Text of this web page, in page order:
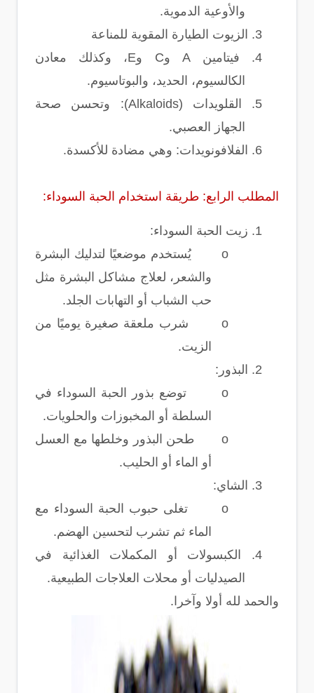
والأوعية الدموية.
3.
الزيوت الطيارة المقوية للمناعة
4.
فيتامين A وC وE، وكذلك معادن
الكالسيوم، الحديد، والبوتاسيوم.
5.
القلويدات (Alkaloids): وتحسن صحة
الجهاز العصبي.
6.
الفلافونويدات: وهي مضادة للأكسدة.
المطلب الرابع: طريقة استخدام الحبة السوداء:
1. زيت الحبة السوداء:
o
يُستخدم موضعيًا لتدليك البشرة
والشعر، لعلاج مشاكل البشرة مثل
حب الشباب أو التهابات الجلد.
o
شرب ملعقة صغيرة يوميًا من
الزيت.
2.
البذور:
o
توضع بذور الحبة السوداء في
السلطة أو المخبوزات والحلويات.
o
طحن البذور وخلطها مع العسل
أو الماء أو الحليب.
3.
الشاي:
o
تغلى حبوب الحبة السوداء مع
الماء ثم تشرب لتحسين الهضم.
4.
الكبسولات أو المكملات الغذائية في
الصيدليات أو محلات العلاجات الطبيعية.
والحمد لله أولا وآخرا.